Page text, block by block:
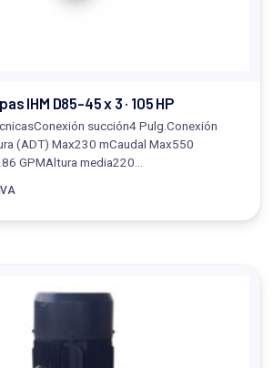
IHM D85-45 x 3 · 105 HP
succión4 Pulg.Conexión
(ADT) Max230 mCaudal Max550
GPMAltura media220…